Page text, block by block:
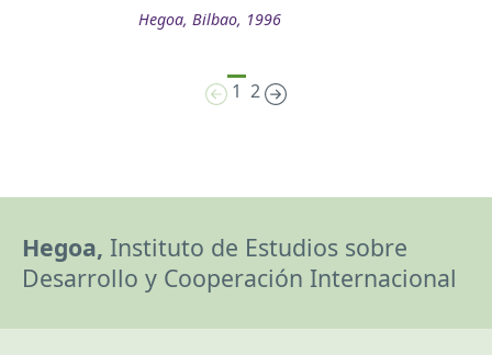
Hegoa, Bilbao, 1996
1 2
Hegoa, Instituto de Estudios sobre
Desarrollo y Cooperación Internacional